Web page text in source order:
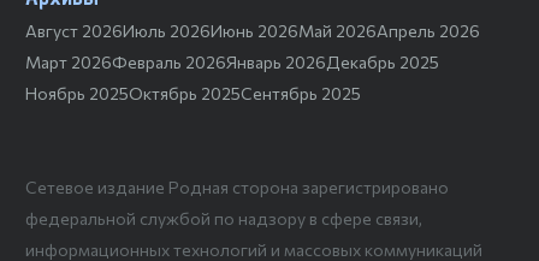
Август 2026Июль 2026Июнь 2026Май 2026Апрель 2026
Март 2026Февраль 2026Январь 2026Декабрь 2025
Ноябрь 2025Октябрь 2025Сентябрь 2025
Сетевое издание Родная сторона зарегистрировано
федеральной службой по надзору в сфере связи,
информационных технологий и массовых коммуникаций